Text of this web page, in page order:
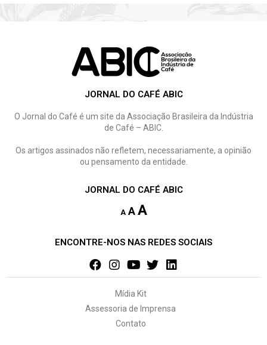
JORNAL DO CAFÉ ABIC
O Jornal do Café é um site da Associação Brasileira da Indústria
de Café – ABIC.
Os artigos assinados não refletem, necessariamente, a opinião
ou pensamento da entidade.
JORNAL DO CAFÉ ABIC
A A A
ENCONTRE-NOS NAS REDES SOCIAIS
Mídia Kit
Assessoria de Imprensa
Contato